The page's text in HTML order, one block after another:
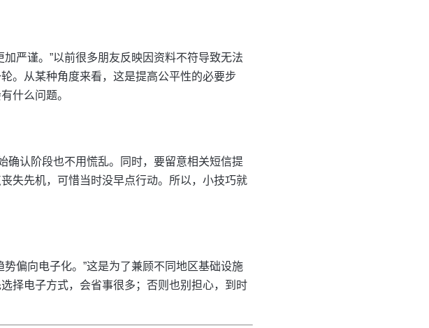
严谨。”以前很多朋友反映因资料不符导致无法
。从某种角度来看，这是提高公平性的必要步
什么问题。
确认阶段也不用慌乱。同时，要留意相关短信提
失先机，可惜当时没早点行动。所以，小技巧就
偏向电子化。”这是为了兼顾不同地区基础设施
择电子方式，会省事很多；否则也别担心，到时